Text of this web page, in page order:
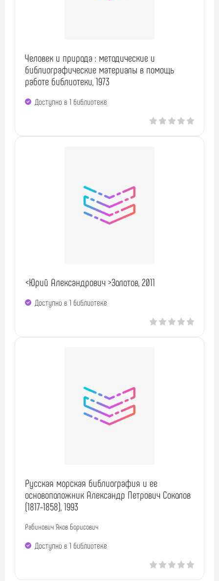
Человек и природа : методические и
библиографические материалы в помощь
работе библиотеки, 1973
Доступно в 1 библиотекe
<Юрий Александрович >Золотов, 2011
Доступно в 1 библиотекe
Русская морская библиография и ее
основоположник Александр Петрович Соколов
(1817-1858), 1993
Рабинович Яков Борисович
Доступно в 1 библиотекe